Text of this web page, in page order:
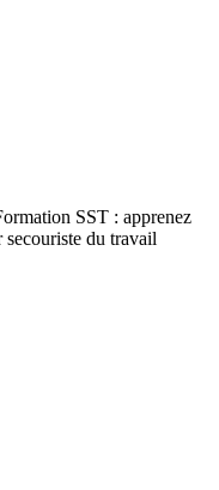
SST : apprenez
secouriste du travail